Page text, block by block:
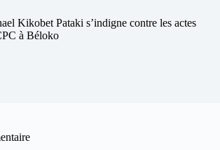
Kikobet Pataki s’indigne contre les actes
à Béloko